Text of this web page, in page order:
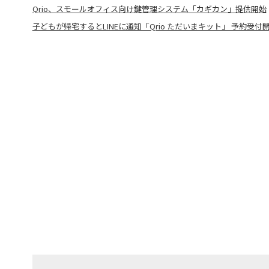
Qrio、スモールオフィス向け鍵管理システム「カギカン」提供開始
子どもが帰宅するとLINEに通知「Qrio ただいまキット」 予約受付